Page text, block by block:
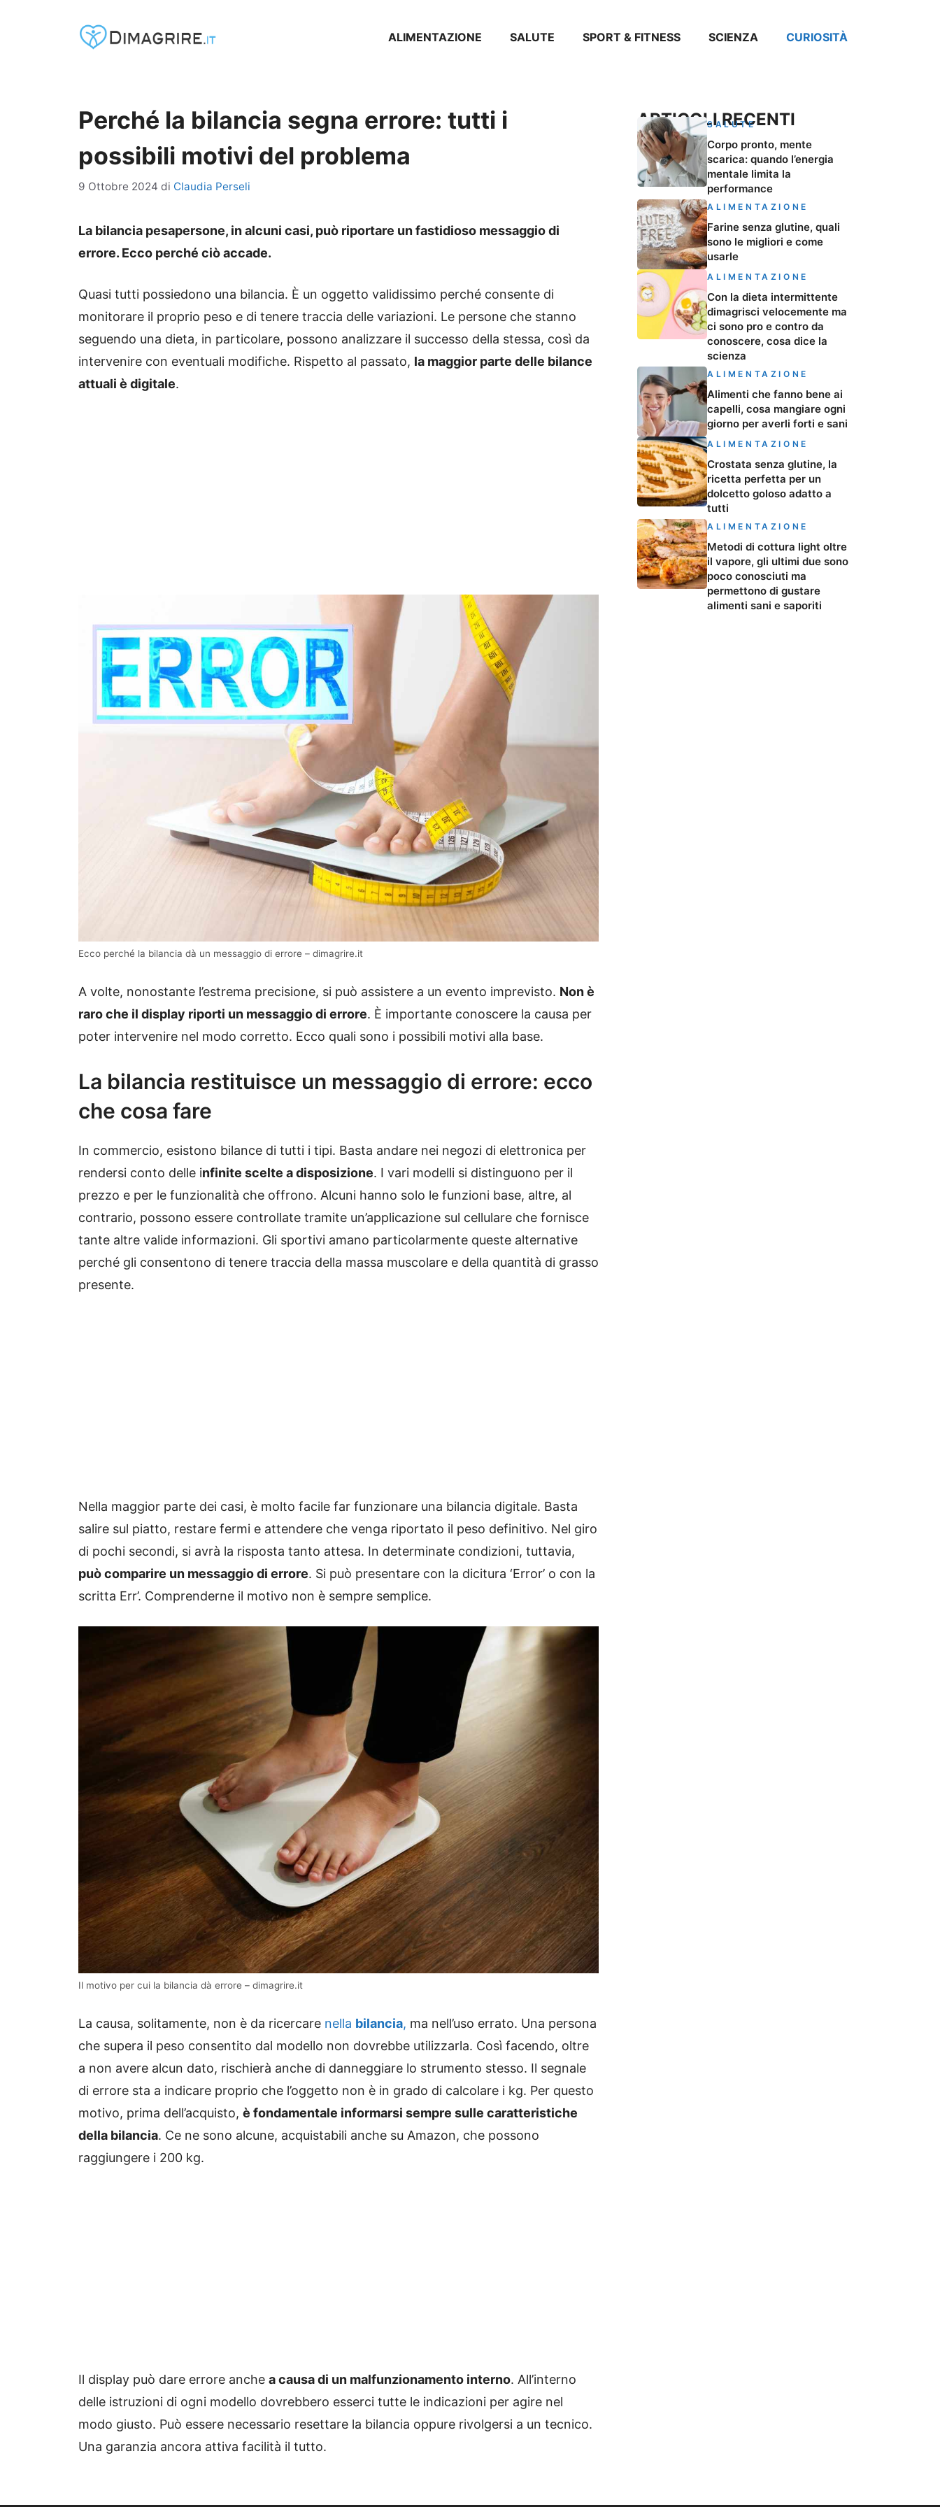
ALIMENTAZIONE SALUTE SPORT & FITNESS SCIENZA CURIOSITÀ
Perché la bilancia segna errore: tutti i
possibili motivi del problema
9 Ottobre 2024 di Claudia Perseli
La bilancia pesapersone, in alcuni casi, può riportare un fastidioso messaggio di
errore. Ecco perché ciò accade.
Quasi tutti possiedono una bilancia. È un oggetto validissimo perché consente di
monitorare il proprio peso e di tenere traccia delle variazioni. Le persone che stanno
seguendo una dieta, in particolare, possono analizzare il successo della stessa, così da
intervenire con eventuali modifiche. Rispetto al passato, la maggior parte delle bilance
attuali è digitale.
Ecco perché la bilancia dà un messaggio di errore – dimagrire.it
A volte, nonostante l’estrema precisione, si può assistere a un evento imprevisto. Non è
raro che il display riporti un messaggio di errore. È importante conoscere la causa per
poter intervenire nel modo corretto. Ecco quali sono i possibili motivi alla base.
La bilancia restituisce un messaggio di errore: ecco
che cosa fare
In commercio, esistono bilance di tutti i tipi. Basta andare nei negozi di elettronica per
rendersi conto delle infinite scelte a disposizione. I vari modelli si distinguono per il
prezzo e per le funzionalità che offrono. Alcuni hanno solo le funzioni base, altre, al
contrario, possono essere controllate tramite un’applicazione sul cellulare che fornisce
tante altre valide informazioni. Gli sportivi amano particolarmente queste alternative
perché gli consentono di tenere traccia della massa muscolare e della quantità di grasso
presente.
Nella maggior parte dei casi, è molto facile far funzionare una bilancia digitale. Basta
salire sul piatto, restare fermi e attendere che venga riportato il peso definitivo. Nel giro
di pochi secondi, si avrà la risposta tanto attesa. In determinate condizioni, tuttavia,
può comparire un messaggio di errore. Si può presentare con la dicitura ‘Error’ o con la
scritta Err’. Comprenderne il motivo non è sempre semplice.
Il motivo per cui la bilancia dà errore – dimagrire.it
La causa, solitamente, non è da ricercare nella bilancia, ma nell’uso errato. Una persona
che supera il peso consentito dal modello non dovrebbe utilizzarla. Così facendo, oltre
a non avere alcun dato, rischierà anche di danneggiare lo strumento stesso. Il segnale
di errore sta a indicare proprio che l’oggetto non è in grado di calcolare i kg. Per questo
motivo, prima dell’acquisto, è fondamentale informarsi sempre sulle caratteristiche
della bilancia. Ce ne sono alcune, acquistabili anche su Amazon, che possono
raggiungere i 200 kg.
Il display può dare errore anche a causa di un malfunzionamento interno. All’interno
delle istruzioni di ogni modello dovrebbero esserci tutte le indicazioni per agire nel
modo giusto. Può essere necessario resettare la bilancia oppure rivolgersi a un tecnico.
Una garanzia ancora attiva facilità il tutto.
ARTICOLI RECENTI
SALUTE
Corpo pronto, mente
scarica: quando l’energia
mentale limita la
performance
ALIMENTAZIONE
Farine senza glutine, quali
sono le migliori e come
usarle
ALIMENTAZIONE
Con la dieta intermittente
dimagrisci velocemente ma
ci sono pro e contro da
conoscere, cosa dice la
scienza
ALIMENTAZIONE
Alimenti che fanno bene ai
capelli, cosa mangiare ogni
giorno per averli forti e sani
ALIMENTAZIONE
Crostata senza glutine, la
ricetta perfetta per un
dolcetto goloso adatto a
tutti
ALIMENTAZIONE
Metodi di cottura light oltre
il vapore, gli ultimi due sono
poco conosciuti ma
permettono di gustare
alimenti sani e saporiti